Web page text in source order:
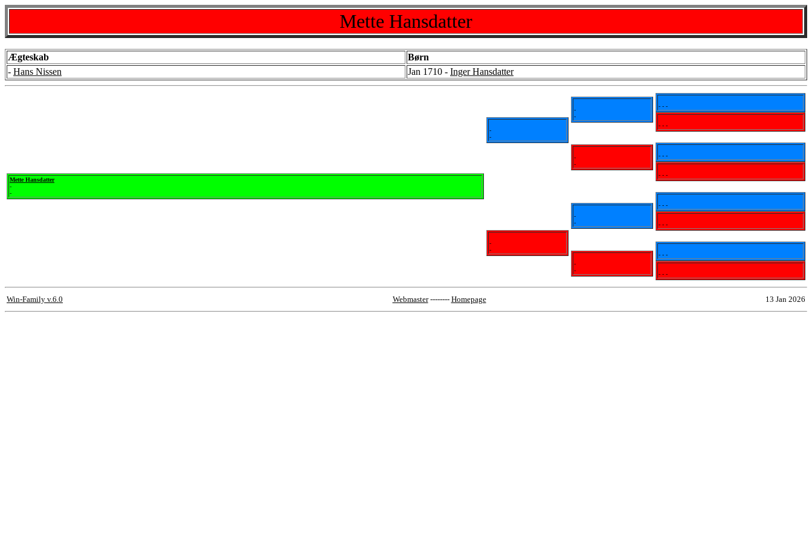
Mette Hansdatter
Ægteskab
Børn
- Hans Nissen Jan 1710 - Inger Hansdatter
Mette Hansdatter
-
-
-
-
-
-
-
-
-
-
-
-
-
-
- - -
- - -
- - -
- - -
- - -
- - -
- - -
- - -
Win-Family v.6.0 Webmaster-------- Homepage 13 Jan 2026